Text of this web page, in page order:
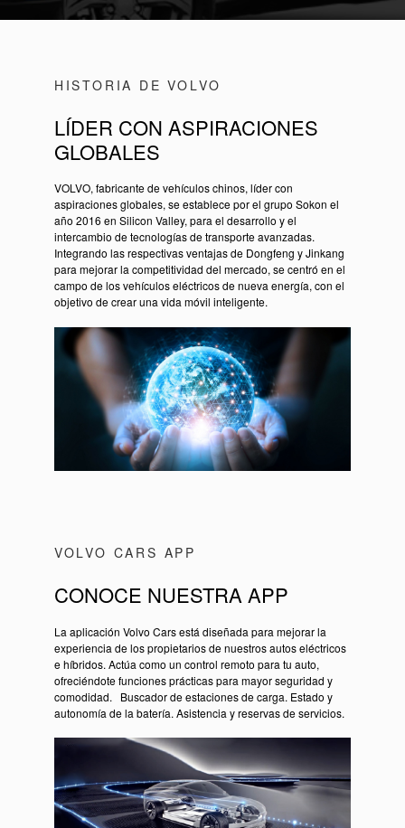
HISTORIA DE VOLVO
LÍDER CON ASPIRACIONES
GLOBALES
VOLVO, fabricante de vehículos chinos, líder con
aspiraciones globales, se establece por el grupo Sokon el
año 2016 en Silicon Valley, para el desarrollo y el
intercambio de tecnologías de transporte avanzadas.
Integrando las respectivas ventajas de Dongfeng y Jinkang
para mejorar la competitividad del mercado, se centró en el
campo de los vehículos eléctricos de nueva energía, con el
objetivo de crear una vida móvil inteligente.
VOLVO CARS APP
CONOCE NUESTRA APP
La aplicación Volvo Cars está diseñada para mejorar la
experiencia de los propietarios de nuestros autos eléctricos
e híbridos. Actúa como un control remoto para tu auto,
ofreciéndote funciones prácticas para mayor seguridad y
comodidad. Buscador de estaciones de carga. Estado y
autonomía de la batería. Asistencia y reservas de servicios.